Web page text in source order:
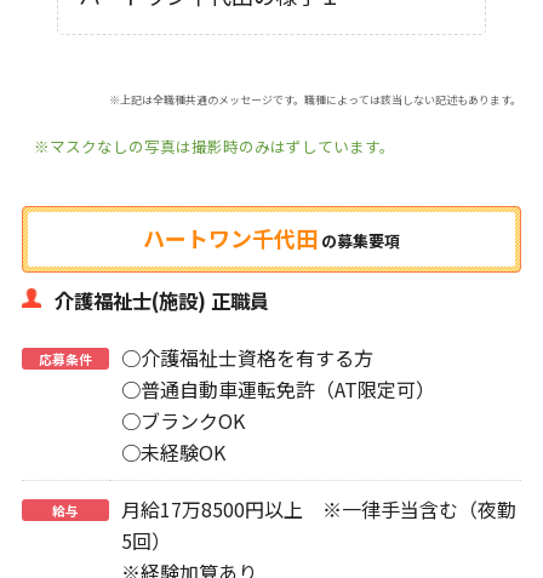
※上記は全職種共通のメッセージです。職種によっては該当しない記述もあります。
※マスクなしの写真は撮影時のみはずしています。
ハートワン千代田 の募集要項
介護福祉士(施設) 正職員
応募条件
○介護福祉士資格を有する方
○普通自動車運転免許（AT限定可）
○ブランクOK
○未経験OK
給与
月給17万8500円以上 ※一律手当含む（夜勤
5回）
※経験加算あり